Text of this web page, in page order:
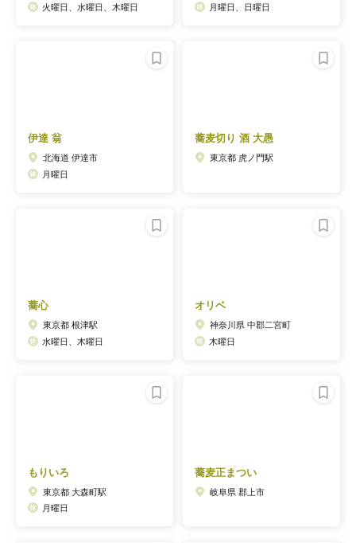
火曜日、水曜日、木曜日 月曜日、日曜日
伊達 翁
北海道 伊達市
月曜日
蕎麦切り 酒 大愚
東京都 虎ノ門駅
蕎心
東京都 根津駅
水曜日、木曜日
オリベ
神奈川県 中郡二宮町
木曜日
もりいろ
東京都 大森町駅
月曜日
蕎麦正まつい
岐阜県 郡上市